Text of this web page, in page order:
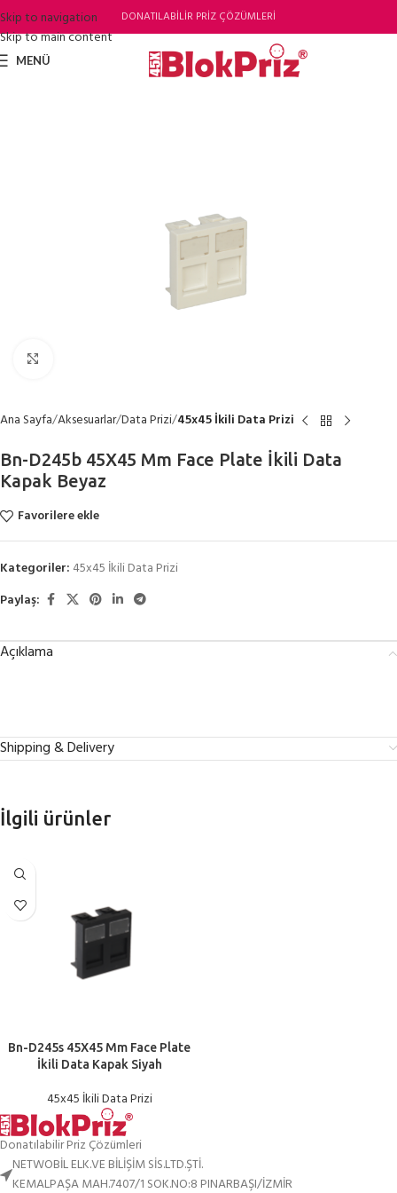
Skip to navigation
Skip to main content
DONATILABİLİR PRİZ ÇÖZÜMLERİ
MENÜ
Ana Sayfa Aksesuarlar Data Prizi 45x45 İkili Data Prizi
Bn-D245b 45X45 Mm Face Plate İkili Data
Kapak Beyaz
Favorilere ekle
Kategoriler: 45x45 İkili Data Prizi
Paylaş:
Açıklama
Shipping & Delivery
İlgili ürünler
Bn-D245s 45X45 Mm Face Plate
İkili Data Kapak Siyah
45x45 İkili Data Prizi
Donatılabilir Priz Çözümleri
NETWOBİL ELK.VE BİLİŞİM SİS.LTD.ŞTİ.
KEMALPAŞA MAH.7407/1 SOK.NO:8 PINARBAŞI/İZMİR